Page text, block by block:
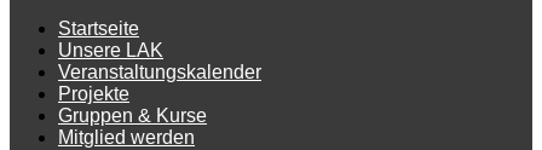
Startseite
Unsere LAK
Veranstaltungskalender
Projekte
Gruppen & Kurse
Mitglied werden